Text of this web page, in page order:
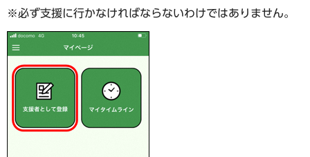
※必ず支援に行かなければならないわけではありません。